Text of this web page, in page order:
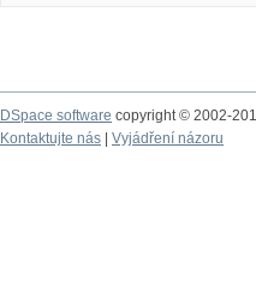
DSpace software copyright © 2002-
Kontaktujte nás
Vyjádření názoru